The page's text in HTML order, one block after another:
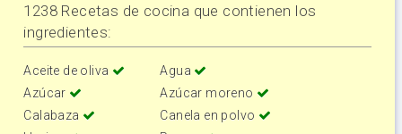
1238 Recetas de cocina que contienen los
ingredientes:
Aceite de oliva
Agua
Azúcar
Azúcar moreno
Calabaza
Canela en polvo